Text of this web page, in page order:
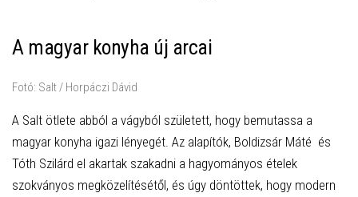
A magyar konyha új arcai
Fotó: Salt / Horpáczi Dávid
A Salt ötlete abból a vágyból született, hogy bemutassa a
magyar konyha igazi lényegét. Az alapítók, Boldizsár Máté és
Tóth Szilárd el akartak szakadni a hagyományos ételek
szokványos megközelítésétől, és úgy döntöttek, hogy modern